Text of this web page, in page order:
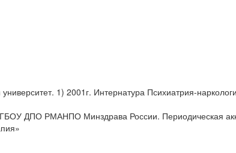
1) 2001г. Интернатура Психиатрия-
ДПО РМАНПО Минздрава России. Периодическая